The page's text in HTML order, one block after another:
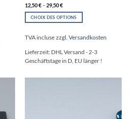
12,50€–29,50€
CHOIX DES OPTIONS
produit
plusieurs
variations.
options
TVA incluse zzgl. Versandkosten
Lieferzeit: DHL Versand - 2-3
Geschäftstage in D, EU länger !